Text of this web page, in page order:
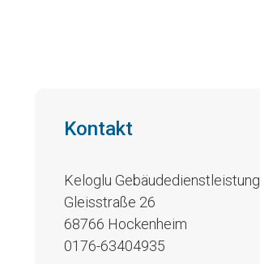
Kontakt
Keloglu Gebäudedienstleistung
Gleisstraße 26
68766 Hockenheim
0176-63404935